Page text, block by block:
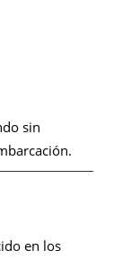
sin
en los